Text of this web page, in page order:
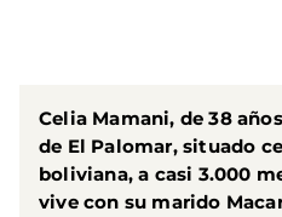
Celia Mamani, de 38
de El Palomar, situado
boliviana, a casi 3.000
vive con su marido